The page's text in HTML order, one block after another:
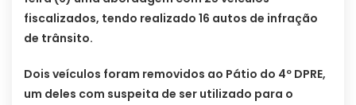
fiscalizados, tendo realizado 16 autos de infração
de trânsito.
Dois veículos foram removidos ao Pátio do 4º DPRE,
um deles com suspeita de ser utilizado para o